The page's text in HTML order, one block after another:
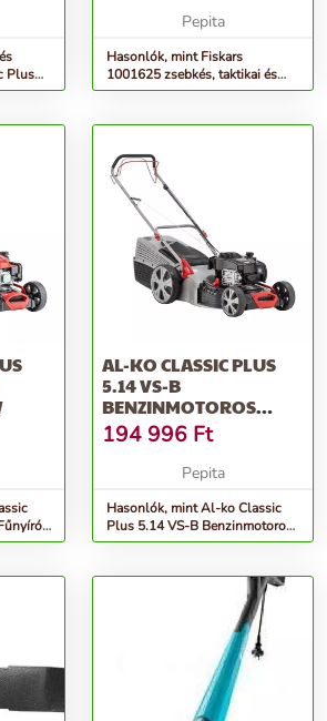
Plus
Pepita
Hasonlók, mint Fiskars
1001625 zsebkés, taktikai és
túlélő kés Összecsukható kés
AL-KO CLASSIC PLUS
5.14 VS-B
BENZINMOTOROS
ÖNJÁRÓ FŰGYŰJTŐS
FŰNYÍ...
194 996 Ft
Pepita
Hasonlók, mint Al-ko Classic
Plus 5.14 VS-B Benzinmotoros
önjáró fűgyűjtős fűnyí...